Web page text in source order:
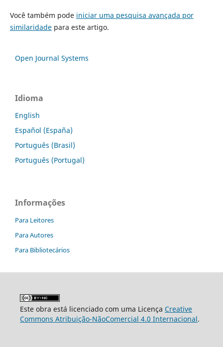
Você também pode iniciar uma pesquisa avançada por
similaridadepara este artigo.
Open Journal Systems
Idioma
English
Español (España)
Português (Brasil)
Português (Portugal)
Informações
Para Leitores
Para Autores
Para Bibliotecários
Este obra está licenciado com uma Licença Creative
Commons Atribuição-NãoComercial 4.0 Internacional.